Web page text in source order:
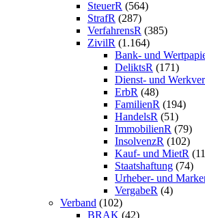
SteuerR (564)
StrafR (287)
VerfahrensR (385)
ZivilR (1.164)
Bank- und
DeliktsR (171)
Dienst- und
ErbR (48)
FamilienR (194)
HandelsR (51)
ImmobilienR (79)
InsolvenzR (102)
Kauf- und MietR
Staatshaftung (74)
Urheber- und
VergabeR (4)
Verband (102)
BRAK (42)